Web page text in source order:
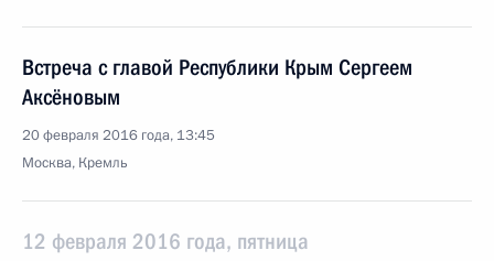
Встреча с главой Республики Крым Сергеем
Аксёновым
20 февраля 2016 года, 13:45
Москва, Кремль
12 февраля 2016 года, пятница